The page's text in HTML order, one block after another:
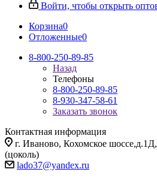
Войти, чтобы открыть
Корзина0
Отложенные0
8-800-250-89-85
Назад
Телефоны
8-800-250-89-85
8-930-347-58-61
Заказать звонок
Контактная информация
г. Иваново, Кохомское
(цоколь)
lado37@yandex.ru